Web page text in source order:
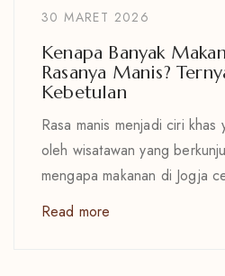
30 MARET 2026
Kenapa Banyak
Rasanya Manis?
Kebetulan
Rasa manis menjadi ciri
oleh wisatawan yang
mengapa makanan di Jogja
Read more